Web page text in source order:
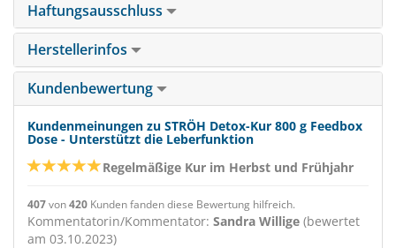
Haftungsausschluss
Herstellerinfos
Kundenbewertung
Kundenmeinungen zu STRÖH Detox-Kur 800 g Feedbox
Dose - Unterstützt die Leberfunktion
Regelmäßige Kur im Herbst und Frühjahr
407von420 Kunden fanden diese Bewertung hilfreich.
Kommentatorin/Kommentator: Sandra Willige (bewertet
am 03.10.2023)